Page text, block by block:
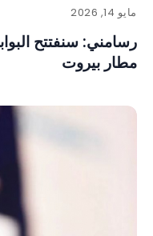
مايو 14, 2026
رسامني: سنفتتح
مطار بيروت